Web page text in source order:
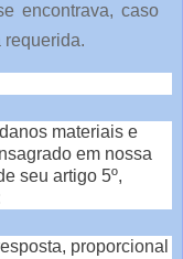
encontrava, caso
requerida.
materiais e
em nossa
seu artigo 5º,
proporcional